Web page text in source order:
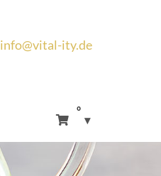
info@vital-ity.de
0